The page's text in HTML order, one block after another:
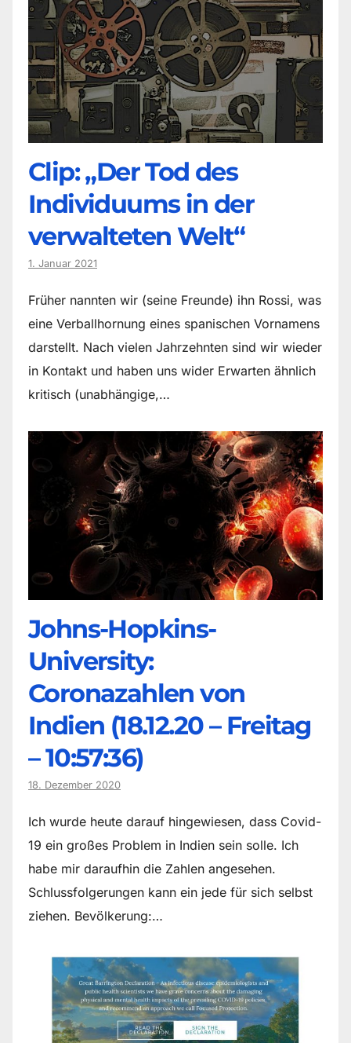
Clip: „Der Tod des
Individuums in der
verwalteten Welt“
1. Januar 2021
Früher nannten wir (seine Freunde) ihn Rossi, was
eine Verballhornung eines spanischen Vornamens
darstellt. Nach vielen Jahrzehnten sind wir wieder
in Kontakt und haben uns wider Erwarten ähnlich
kritisch (unabhängige,…
Johns-Hopkins-
University:
Coronazahlen von
Indien (18.12.20 – Freitag
– 10:57:36)
18. Dezember 2020
Ich wurde heute darauf hingewiesen, dass Covid-
19 ein großes Problem in Indien sein solle. Ich
habe mir daraufhin die Zahlen angesehen.
Schlussfolgerungen kann ein jede für sich selbst
ziehen. Bevölkerung:…